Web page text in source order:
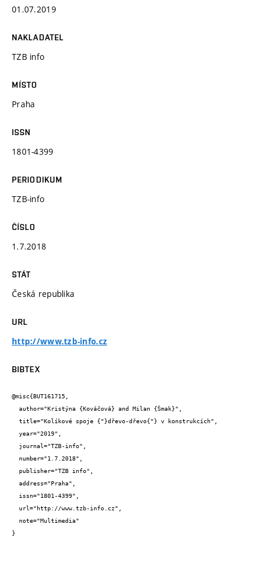
01.07.2019
NAKLADATEL
TZB info
MÍSTO
Praha
ISSN
1801-4399
PERIODIKUM
TZB-info
ČÍSLO
1.7.2018
STÁT
Česká republika
URL
http://www.tzb-info.cz
BIBTEX
@misc{BUT161715,
}